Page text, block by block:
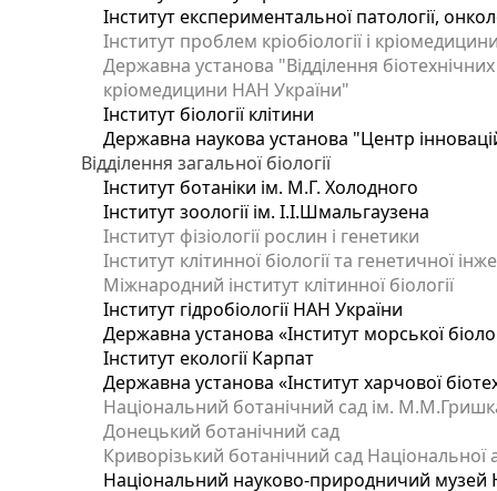
Інститут експериментальної патології,
Інститут проблем кріобіології і
Державна установа "Відділення
кріомедицини НАН України"
Інститут біології клітини
Державна наукова установа "Центр
Відділення загальної біології
Інститут ботаніки ім. М.Г. Холодного
Інститут зоології ім. І.І.Шмальгаузена
Інститут фізіології рослин і генетики
Інститут клітинної біології та генетичної
Міжнародний інститут клітинної біології
Інститут гідробіології НАН України
Державна установа «Інститут морської
Інститут екології Карпат
Державна установа «Інститут харчової
Національний ботанічний сад ім.
Донецький ботанічний сад
Криворізький ботанічний сад Національної
Національний науково-природничий музей